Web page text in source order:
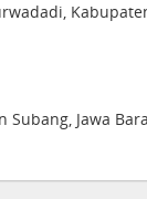
Subang, Jawa